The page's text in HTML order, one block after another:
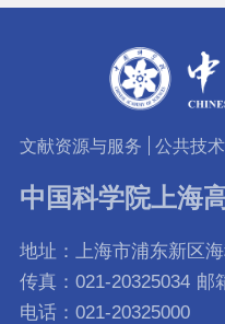
文献资源与服务 公共技
中国科学院上海
地址：上海市浦东新区
传真：021-20325034 邮
电话：021-20325000